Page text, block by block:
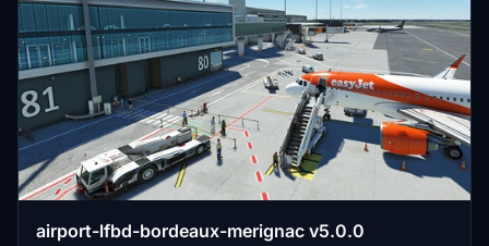
airport-lfbd-bordeaux-merignac v5.0.0